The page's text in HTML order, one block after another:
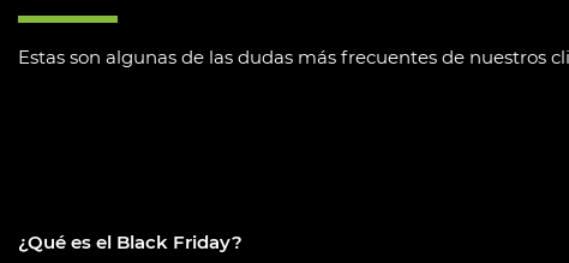
Estas son algunas de las dudas más frecuentes de nuestros
¿Qué es el Black Friday?